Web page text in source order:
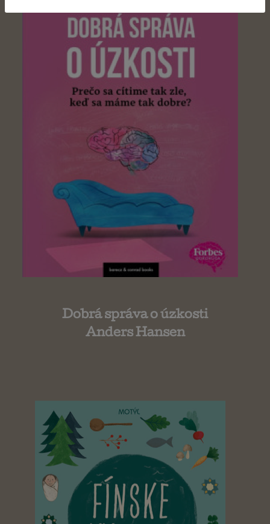
Dobrá správa o úzkosti
Anders Hansen